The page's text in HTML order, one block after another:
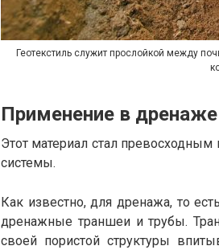
Геотекстиль служит прослойкой между
Применение в дренаже
Этот материал стал
системы.
Как известно, для дренажа, то
дренажные траншеи и трубы.
своей пористой структуры